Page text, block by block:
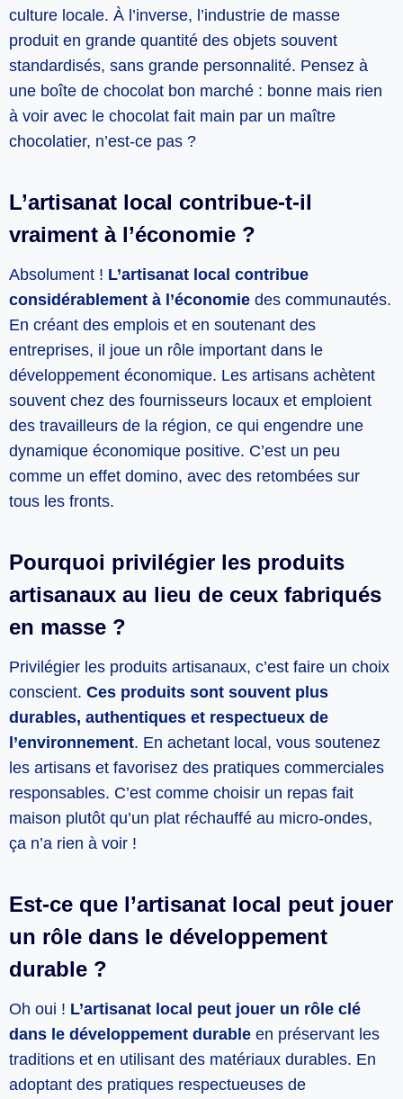
culture locale. À l’inverse, l’industrie de masse
produit en grande quantité des objets souvent
standardisés, sans grande personnalité. Pensez à
une boîte de chocolat bon marché : bonne mais rien
à voir avec le chocolat fait main par un maître
chocolatier, n’est-ce pas ?
L’artisanat local contribue-t-il
vraiment à l’économie ?
Absolument ! L’artisanat local contribue
considérablement à l’économie des communautés.
En créant des emplois et en soutenant des
entreprises, il joue un rôle important dans le
développement économique. Les artisans achètent
souvent chez des fournisseurs locaux et emploient
des travailleurs de la région, ce qui engendre une
dynamique économique positive. C’est un peu
comme un effet domino, avec des retombées sur
tous les fronts.
Pourquoi privilégier les produits
artisanaux au lieu de ceux fabriqués
en masse ?
Privilégier les produits artisanaux, c’est faire un choix
conscient.Ces produits sont souvent plus
durables, authentiques et respectueux de
l’environnement. En achetant local, vous soutenez
les artisans et favorisez des pratiques commerciales
responsables. C’est comme choisir un repas fait
maison plutôt qu’un plat réchauffé au micro-ondes,
ça n’a rien à voir !
Est-ce que l’artisanat local peut jouer
un rôle dans le développement
durable ?
Oh oui ! L’artisanat local peut jouer un rôle clé
dans le développement durable en préservant les
traditions et en utilisant des matériaux durables. En
adoptant des pratiques respectueuses de